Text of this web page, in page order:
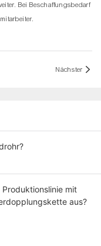
Bei Beschaffungsbedarf
Nächster
mit
aus?